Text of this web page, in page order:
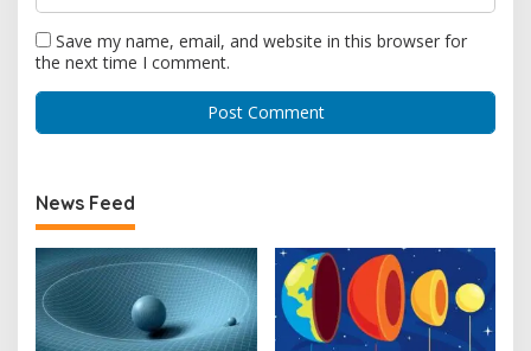
Save my name, email, and website in this browser for
the next time I comment.
News Feed